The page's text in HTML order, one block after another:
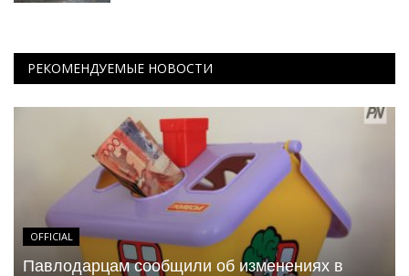
РЕКОМЕНДУЕМЫЕ НОВОСТИ
OFFICIAL
Павлодарцам сообщили об изменениях в